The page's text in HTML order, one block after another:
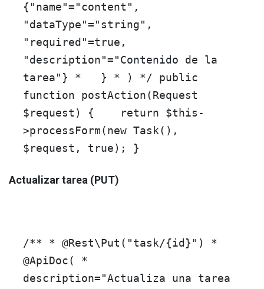
{"name"="content",
"dataType"="string",
"required"=true,
"description"="Contenido de la
tarea"} * } * ) */
public
function
postAction(Request
$request ) { return $this -
>processForm(new Task(),
$request , true); }
Actualizar tarea (PUT)
/** * @Rest\Put("task/{id}") *
@ApiDoc( *
description="Actualiza una tarea